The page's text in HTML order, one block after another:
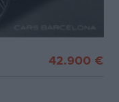
42.900 €